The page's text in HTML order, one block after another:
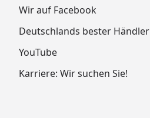
Wir auf Facebook
Deutschlands bester Händler
YouTube
Karriere: Wir suchen Sie!